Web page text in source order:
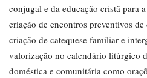
conjugal e da educação cristã para
criação de encontros preventivos
criação de catequese familiar e
valorização no calendário litúrgico
doméstica e comunitária como